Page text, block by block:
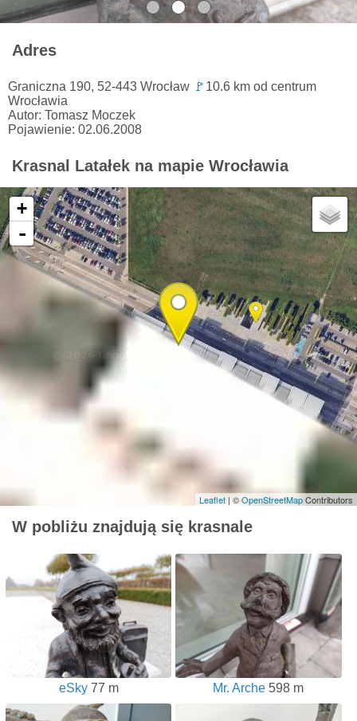
Adres
Graniczna 190, 52-443 Wrocław 🚩 10.6 km od centrum
Wrocławia
Autor: Tomasz Moczek
Pojawienie: 02.06.2008
Krasnal Latałek na mapie Wrocławia
+
-
Leaflet | ©OpenStreetMapContributors
W pobliżu znajdują się krasnale
eSky77 m Mr. Arche 598 m